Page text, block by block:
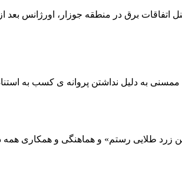
اتفاقات برق در منطقه جوزار، اورژانس